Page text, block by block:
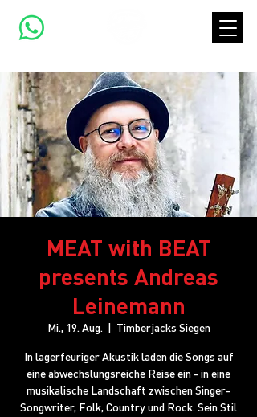
MEAT with BEAT
presents Andreas
Leinemann
Mi., 19. Aug.
  |
Timberjacks Siegen
In lagerfeuriger Akustik laden die Songs auf
eine abwechslungsreiche Reise ein - in eine
musikalische Landschaft zwischen Singer-
Songwriter, Folk, Country und Rock. Sein Stil